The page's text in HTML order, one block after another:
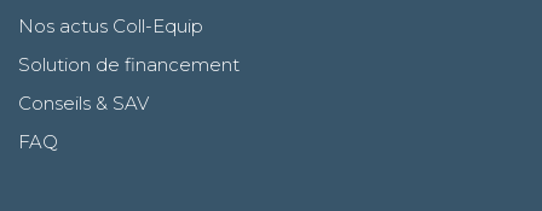
Nos actus Coll-Equip
Solution de financement
Conseils & SAV
FAQ